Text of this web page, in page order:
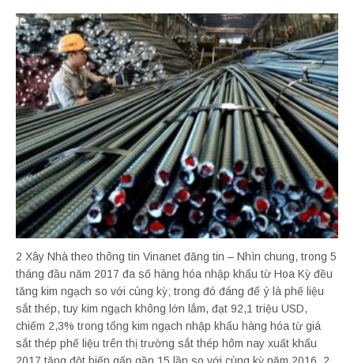
2 Xây Nhà theo thông tin Vinanet đăng tin – Nhìn chung, trong 5
tháng đầu năm 2017 đa số hàng hóa nhập khẩu từ Hoa Kỳ đều
tăng kim ngạch so với cùng kỳ; trong đó đáng để ý là phế liệu
sắt thép, tuy kim ngạch không lớn lắm, đạt 92,1 triệu USD,
chiếm 2,3% trong tổng kim ngạch nhập khẩu hàng hóa từ giá
sắt thép phế liệu trên thị trường sắt thép hôm nay xuất khẩu
2017 tăng đột biến gấp gần 15 lần so với cùng kỳ năm 2016. 2